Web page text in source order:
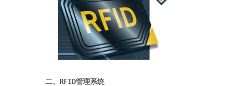
二、RFID管理系统